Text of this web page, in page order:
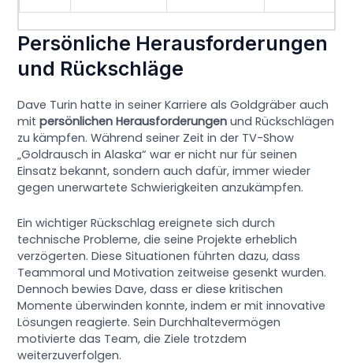
Persönliche Herausforderungen
und Rückschläge
Dave Turin hatte in seiner Karriere als Goldgräber auch
mitpersönlichen Herausforderungen und Rückschlägen
zu kämpfen. Während seiner Zeit in der TV-Show
„Goldrausch in Alaska“ war er nicht nur für seinen
Einsatz bekannt, sondern auch dafür, immer wieder
gegen unerwartete Schwierigkeiten anzukämpfen.
Ein wichtiger Rückschlag ereignete sich durch
technische Probleme, die seine Projekte erheblich
verzögerten. Diese Situationen führten dazu, dass
Teammoral und Motivation zeitweise gesenkt wurden.
Dennoch bewies Dave, dass er diese kritischen
Momente überwinden konnte, indem er mit innovative
Lösungen reagierte. Sein Durchhaltevermögen
motivierte das Team, die Ziele trotzdem
weiterzuverfolgen.